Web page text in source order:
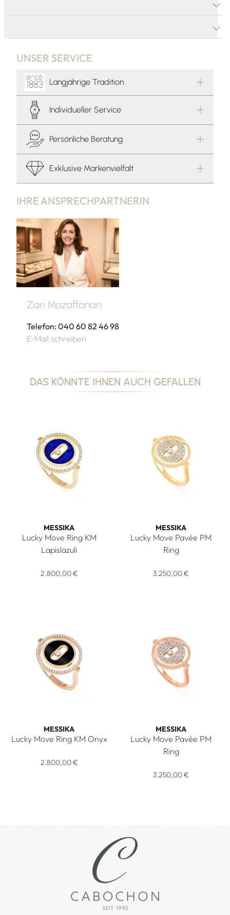
IHRE ANSPRECHPARTNERIN
Zari Mozaffarian
Telefon: 040 60 82 46 98
E-Mail schreiben
UNSER SERVICE
Langjährige Tradition
Individueller Service
Persönliche Beratung
Exklusive Markenvielfalt
DAS KÖNNTE IHNEN AUCH GEFALLEN
MESSIKA
Lucky Move Ring KM
Lapislazuli
2.800,00 €
MESSIKA
Lucky Move Pavée PM
Ring
3.250,00 €
MESSIKA
Lucky Move Ring KM Onyx
Messika Lucky Move Ring KM Onyx, Ref: 12322-PG, Preis:
2.800,00 €
MESSIKA
Lucky Move Pavée PM
Ring
3.250,00 €